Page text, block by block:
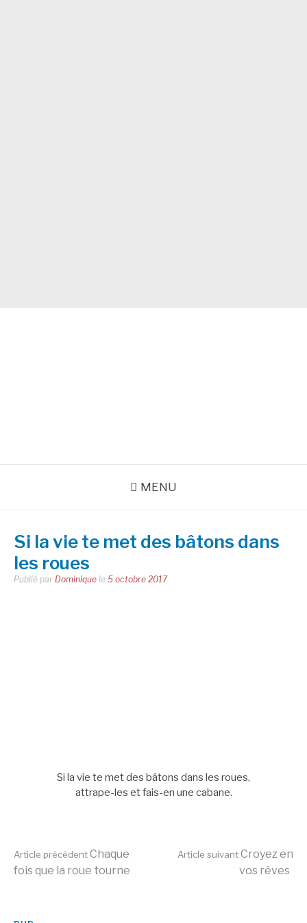
MENU
Si la vie te met des bâtons dans
les roues
Publié par Dominique le 5 octobre 2017
Si la vie te met des bâtons dans les roues,
attrape-les et fais-en une cabane.
Lire
la
Article précédentChaque
fois que la roue tourne
Article suivantCroyez en
vos rêves